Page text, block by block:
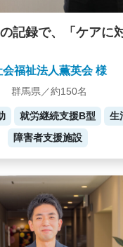
記録で、「ケアに
会福祉法人薫英会 様
群馬県／約150名
就労継続支援B型
生
障害者支援施設